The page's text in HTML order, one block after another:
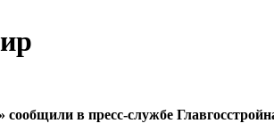
в пресс-службе